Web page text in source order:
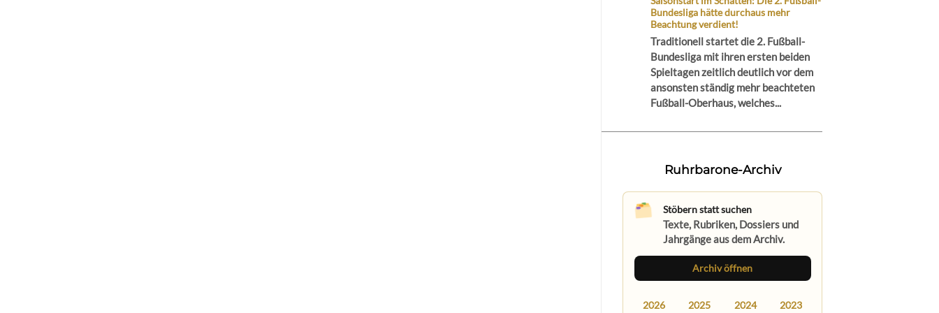
Bundesliga hätte durchaus mehr
Beachtung verdient!
Traditionell startet die 2. Fußball-
Bundesliga mit ihren ersten beiden
Spieltagen zeitlich deutlich vor dem
ansonsten ständig mehr beachteten
Fußball-Oberhaus, welches...
Ruhrbarone-Archiv
Stöbern statt suchen
Texte, Rubriken, Dossiers und
Jahrgänge aus dem Archiv.
Archiv öffnen
2026 2025 2024 2023